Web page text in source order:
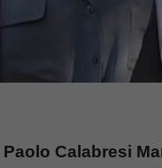
Paolo Calabresi